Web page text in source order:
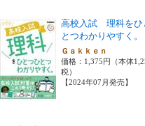
高校入試 理科をひ
とつわかりやすく。
Ｇａｋｋｅｎ
価格：1,375円（本体
税）
【2024年07月発売】